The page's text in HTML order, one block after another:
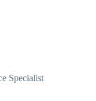
Specialist